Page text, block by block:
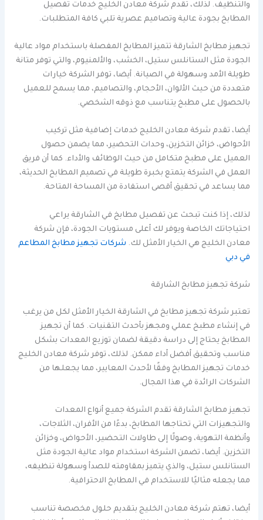
والتنظيف. لذلك، تقدم شركة معادن الخليج خدمات تفصيل
المطابخ بجودة عالية وتصاميم عصرية تلبي كافة المتطلبات.
تجهيز مطابخ الشارقة تتميز المطابخ المفصلة باستخدام مواد عالية
الجودة مثل الستانلس ستيل، الخشب، والألمنيوم، والتي توفر متانة
طويلة الأمد وسهولة في الصيانة. أيضا، توفر الشركة خيارات
متعددة من حيث الألوان، الأحجام، والتصاميم، مما يسمح للعميل
بالحصول على مطبخ يتناسب مع ذوقه الشخصي.
أيضا، تقدم شركة معادن الخليج خدمات إضافية مثل تركيب
الأحواض، خزائن التخزين، وحدات التحضير، مما يضمن حصول
العميل على مطبخ متكامل من حيث الوظائف والأداء. كما أن فريق
العمل في الشركة يتمتع بخبرة طويلة في تصميم المطابخ الحديثة،
مما يساعد في تحقيق أقصى استفادة من المساحة المتاحة.
لذلك، إذا كنت تبحث عن تفصيل مطابخ في الشارقة يراعي
احتياجاتك الخاصة ويوفر لك أعلى مستويات الجودة، فإن شركة
معادن الخليج هي الخيار الأمثل لك. شركات تجهيز مطابخ المطاعم
في دبي
شركة تجهيز مطابخ الشارقة
تعتبر شركة تجهيز مطابخ في الشارقة الخيار الأمثل لكل من يرغب
في إنشاء مطبخ عملي ومجهز بأحدث التقنيات. كما أن تجهيز
المطابخ يحتاج إلى دراسة دقيقة لضمان توزيع المعدات بشكل
مناسب وتحقيق أفضل أداء ممكن. لذلك، توفر شركة معادن الخليج
خدمات تجهيز المطابخ وفقًا لأحدث المعايير، مما يجعلها من
الشركات الرائدة في هذا المجال.
تجهيز مطابخ الشارقة تقدم الشركة جميع أنواع المعدات
والتجهيزات التي تحتاجها المطابخ، بدءًا من الأفران، الثلاجات،
وأنظمة التهوية، وصولًا إلى طاولات التحضير، الأحواض، وخزائن
التخزين. أيضا، تضمن الشركة استخدام مواد عالية الجودة مثل
الستانلس ستيل، والذي يتميز بمقاومته للصدأ وسهولة تنظيفه،
مما يجعله مثاليًا للاستخدام في المطابخ الاحترافية.
أيضا، تهتم شركة معادن الخليج بتقديم حلول مخصصة تناسب